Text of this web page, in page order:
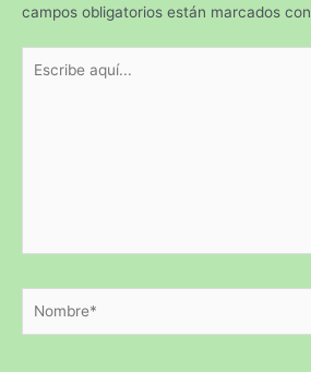
campos obligatorios están marcados con